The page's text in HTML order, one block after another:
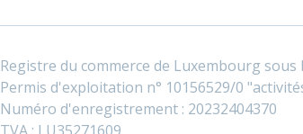
Registre du commerce de Luxembourg sous
Permis d'exploitation n° 10156529/0
Numéro d'enregistrement : 20232404370